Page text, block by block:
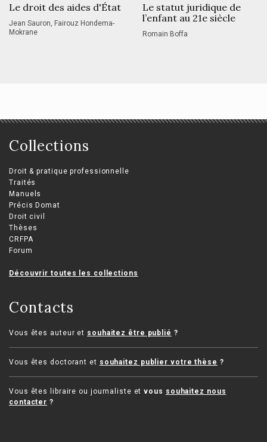
Le droit des aides d'État
Jean Sauron, Fairouz Hondema-
Mokrane
Le statut juridique de
l’enfant au 21e siècle
Romain Boffa
Collections
Droit & pratique professionnelle
Traités
Manuels
Précis Domat
Droit civil
Thèses
CRFPA
Forum
Découvrir toutes les collections
Contacts
Vous êtes auteur et souhaitez être publié ?
Vous êtes doctorant et souhaitez publier votre thèse ?
Vous êtes libraire ou journaliste etvous souhaitez nous
contacter ?